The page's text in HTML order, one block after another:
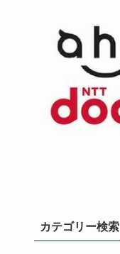
カテゴリー検索